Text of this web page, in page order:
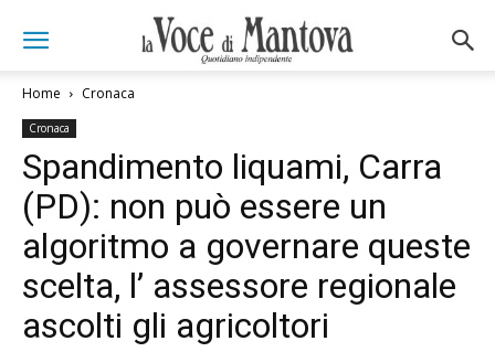
Home Cronaca
Cronaca
Spandimento liquami, Carra
(PD): non può essere un
algoritmo a governare queste
scelta, l’ assessore regionale
ascolti gli agricoltori